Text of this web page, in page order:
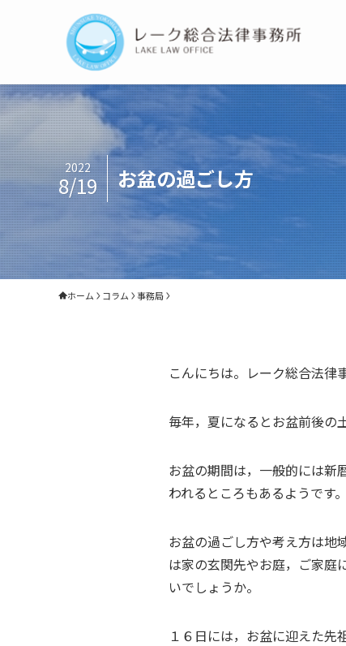
お盆の過ごし方
2022
8/19
ホーム コラム 事務局
こんにちは。レーク総合法律
毎年，夏になるとお盆前後の
お盆の期間は，一般的には新
われるところもあるようです
お盆の過ごし方や考え方は地
は家の玄関先やお庭，ご家庭
いでしょうか。
１６日には，お盆に迎えた先